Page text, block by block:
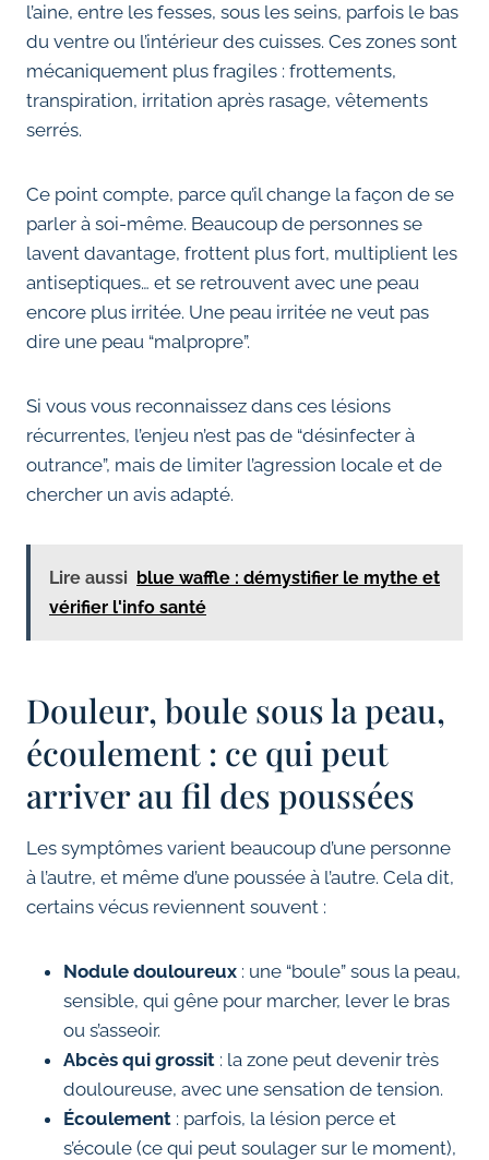
l’aine, entre les fesses, sous les seins, parfois le bas
du ventre ou l’intérieur des cuisses. Ces zones sont
mécaniquement plus fragiles : frottements,
transpiration, irritation après rasage, vêtements
serrés.
Ce point compte, parce qu’il change la façon de se
parler à soi-même. Beaucoup de personnes se
lavent davantage, frottent plus fort, multiplient les
antiseptiques… et se retrouvent avec une peau
encore plus irritée. Une peau irritée ne veut pas
dire une peau “malpropre”.
Si vous vous reconnaissez dans ces lésions
récurrentes, l’enjeu n’est pas de “désinfecter à
outrance”, mais de limiter l’agression locale et de
chercher un avis adapté.
Lire aussi blue waffle : démystifier le mythe et
vérifier l'info santé
Douleur, boule sous la peau,
écoulement : ce qui peut
arriver au fil des poussées
Les symptômes varient beaucoup d’une personne
à l’autre, et même d’une poussée à l’autre. Cela dit,
certains vécus reviennent souvent :
Nodule douloureux : une “boule” sous la peau,
sensible, qui gêne pour marcher, lever le bras
ou s’asseoir.
Abcès qui grossit : la zone peut devenir très
douloureuse, avec une sensation de tension.
Écoulement : parfois, la lésion perce et
s’écoule (ce qui peut soulager sur le moment),